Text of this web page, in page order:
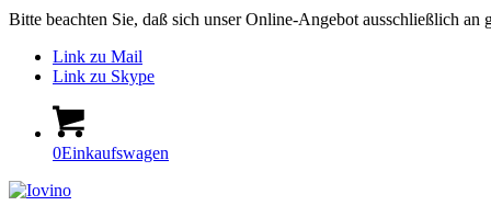
Bitte beachten Sie, daß sich unser Online-Angebot ausschließlich
Link zu Mail
Link zu Skype
0Einkaufswagen